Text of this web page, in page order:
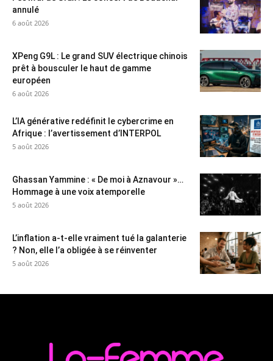
annulé
6 août 2026
XPeng G9L : Le grand SUV électrique chinois
prêt à bousculer le haut de gamme
européen
6 août 2026
L’IA générative redéfinit le cybercrime en
Afrique : l’avertissement d’INTERPOL
5 août 2026
Ghassan Yammine : « De moi à Aznavour »…
Hommage à une voix atemporelle
5 août 2026
L’inflation a-t-elle vraiment tué la galanterie
? Non, elle l’a obligée à se réinventer
5 août 2026